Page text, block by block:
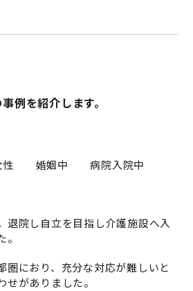
例を紹介します。
性 婚姻中 病院入院中
退院し自立を目指し介護施設へ入
圏におり、充分な対応が難しいと
がありました。